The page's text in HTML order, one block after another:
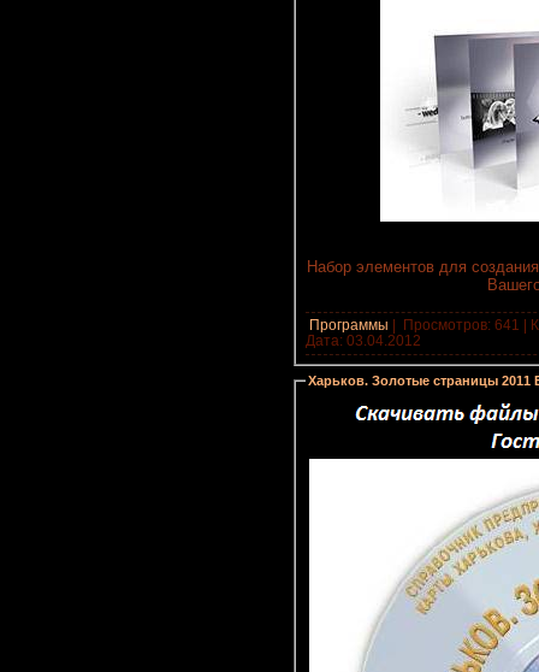
Набор элементов для
Программы
Просмотров: 641 |
Дата: 03.04.2012
Харьков. Золотые страницы